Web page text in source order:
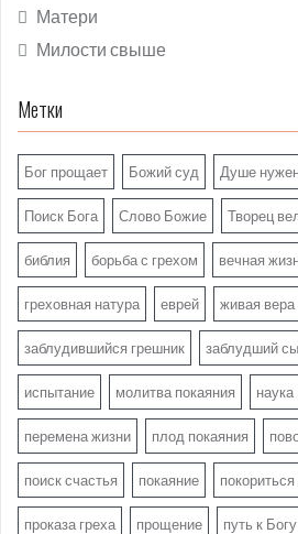
Матери
Милости свыше
Метки
Бог прощает Божий суд Душе
Поиск Бога Слово Божие Творец
библия борьба с грехом вечная
греховная натура еврей живая вера
заблудившийся грешник заблудший
испытание молитва покаяния наука
перемена жизни плод покаяния
поиск счастья покаяние
проказа греха прощение путь к Богу